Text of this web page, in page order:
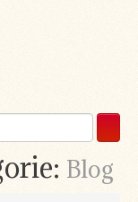
Blog